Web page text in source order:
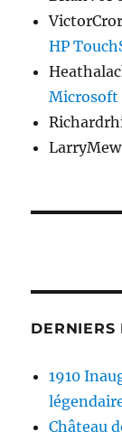
HP
Microsoft
LarryMew
DERNIERS
1910
Château